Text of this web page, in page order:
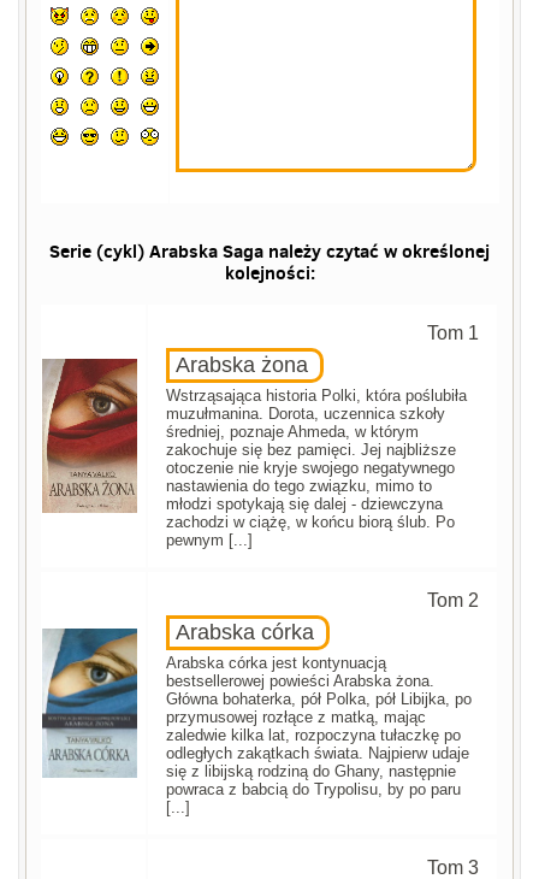
Serie (cykl) Arabska Saga należy czytać w określonej
kolejności:
Tom 1
Arabska żona
Wstrząsająca historia Polki, która poślubiła
muzułmanina. Dorota, uczennica szkoły
średniej, poznaje Ahmeda, w którym
zakochuje się bez pamięci. Jej najbliższe
otoczenie nie kryje swojego negatywnego
nastawienia do tego związku, mimo to
młodzi spotykają się dalej - dziewczyna
zachodzi w ciążę, w końcu biorą ślub. Po
pewnym [...]
Tom 2
Arabska córka
Arabska córka jest kontynuacją
bestsellerowej powieści Arabska żona.
Główna bohaterka, pół Polka, pół Libijka, po
przymusowej rozłące z matką, mając
zaledwie kilka lat, rozpoczyna tułaczkę po
odległych zakątkach świata. Najpierw udaje
się z libijską rodziną do Ghany, następnie
powraca z babcią do Trypolisu, by po paru
[...]
Tom 3